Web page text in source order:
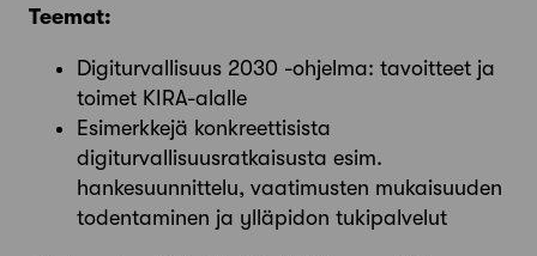
Teemat:
Digiturvallisuus 2030 -ohjelma: tavoitteet ja
toimet KIRA-alalle
Esimerkkejä konkreettisista
digiturvallisuusratkaisusta esim.
hankesuunnittelu, vaatimusten mukaisuuden
todentaminen ja ylläpidon tukipalvelut